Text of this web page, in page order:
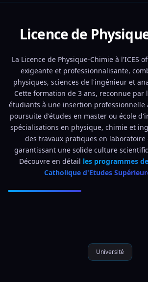
Licence de
La Licence de Physique-Chimie à l'ICES
exigeante et professionnalisante,
physiques, sciences de l'ingénieur et
Cette formation de 3 ans, reconnue par
étudiants à une insertion professionnelle
poursuite d'études en master ou école
spécialisations en physique, chimie et
des travaux pratiques en laboratoire
garantissant une solide culture
Découvre en détail les programmes
Catholique d'Etudes
Université